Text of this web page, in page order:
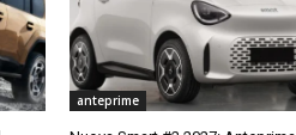
anteprime